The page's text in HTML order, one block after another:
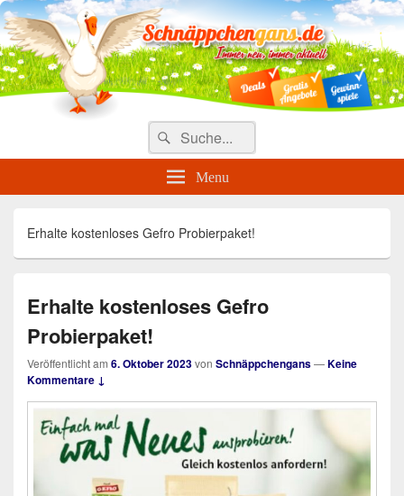
Täglich die besten Gewinnspiele
und Angebote
Search
for:
Suche
Menu
Erhalte kostenloses Gefro Probierpaket!
Erhalte kostenloses Gefro
Probierpaket!
Veröffentlicht am 6. Oktober 2023von Schnäppchengans—Keine
Kommentare ↓